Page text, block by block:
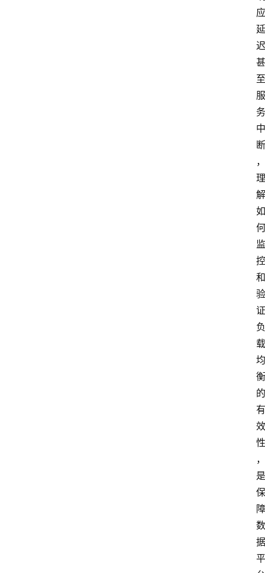
应
延
迟
甚
至
服
务
中
断
，
理
解
如
何
监
控
和
验
证
负
载
均
衡
的
有
效
性
，
是
保
障
数
据
平